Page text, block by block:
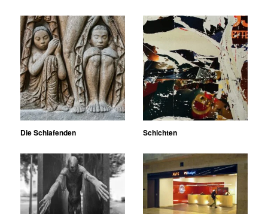
Die Schlafenden Schichten